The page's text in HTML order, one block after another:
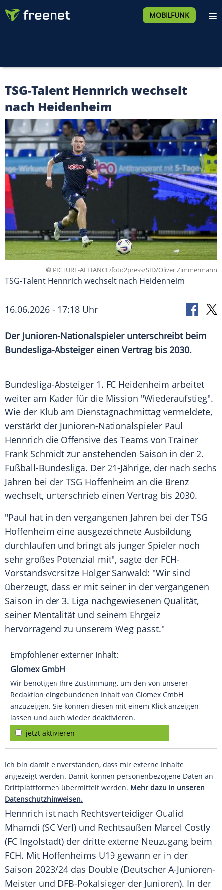
MOBILFUNK
TSG-Talent Hennrich wechselt
nach Heidenheim
© PICTURE-ALLIANCE/foto2press/SID/Oliver Zimmermann
TSG-Talent Hennrich wechselt nach Heidenheim
16.06.2026 - 17:18 Uhr
Der Junioren-Nationalspieler unterschreibt beim
Bundesliga-Absteiger einen Vertrag bis 2030.
Bundesliga-Absteiger 1. FC Heidenheim arbeitet
weiter am Kader für die Mission "Wiederaufstieg".
Wie der Klub am Dienstagnachmittag vermeldete,
verstärkt der Junioren-Nationalspieler Paul
Hennrich die Offensive des Teams von Trainer
Frank Schmidt zur anstehenden Saison in der 2.
Fußball-Bundesliga. Der 21-Jährige, der nach sechs
Jahren bei der TSG Hoffenheim an die Brenz
wechselt, unterschrieb einen Vertrag bis 2030.
"Paul hat in den vergangenen Jahren bei der TSG
Hoffenheim eine ausgezeichnete Ausbildung
durchlaufen und bringt als junger Spieler noch
sehr großes Potenzial mit", sagte der FCH-
Vorstandsvorsitze Holger Sanwald: "Wir sind
überzeugt, dass er mit seiner in der vergangenen
Saison in der 3. Liga nachgewiesenen Qualität,
seiner Mentalität und seinem Ehrgeiz
hervorragend zu unserem Weg passt."
Empfohlener externer Inhalt:
Glomex GmbH
Wir benötigen Ihre Zustimmung, um den von unserer
Redaktion eingebundenen Inhalt von Glomex GmbH
anzuzeigen. Sie können diesen mit einem Klick anzeigen
lassen und auch wieder deaktivieren.
jetzt aktivieren
Ich bin damit einverstanden, dass mir externe Inhalte
angezeigt werden. Damit können personenbezogene Daten an
Drittplattformen übermittelt werden. Mehr dazu in unseren
Datenschutzhinweisen.
Hennrich ist nach Rechtsverteidiger Oualid
Mhamdi (SC Verl) und Rechtsaußen Marcel Costly
(FC Ingolstadt) der dritte externe Neuzugang beim
FCH. Mit Hoffenheims U19 gewann er in der
Saison 2023/24 das Double (Deutscher A-Junioren-
Meister und DFB-Pokalsieger der Junioren). In der